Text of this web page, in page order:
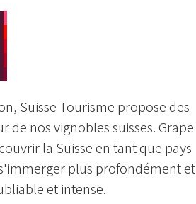
Suisse Tourisme propose des
nos vignobles suisses. Grape
la Suisse en tant que pays
plus profondément et
et intense.